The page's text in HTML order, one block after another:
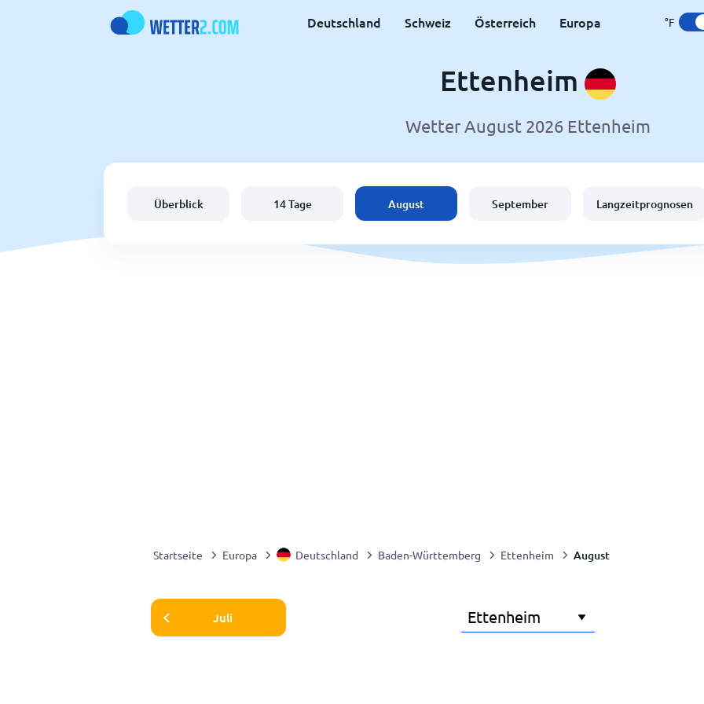
Deutschland Schweiz Österreich Europa °F
Ettenheim
Wetter August 2026 Ettenheim
Überblick 14 Tage August September Langzeitprognosen
Startseite Europa Deutschland Baden-Württemberg Ettenheim August
Juli